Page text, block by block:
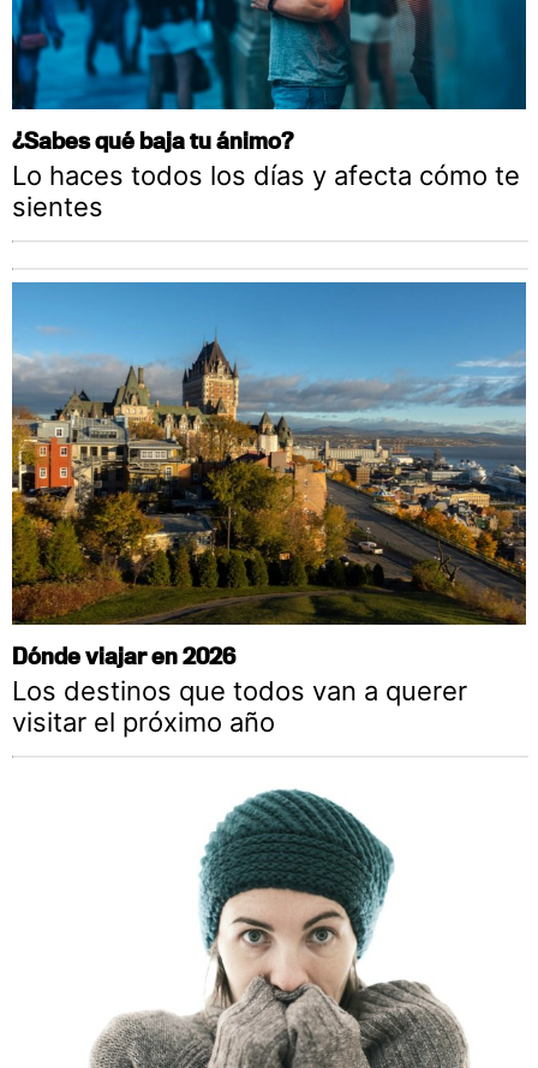
¿Sabes qué baja tu ánimo?
Lo haces todos los días y afecta cómo te
sientes
Dónde viajar en 2026
Los destinos que todos van a querer
visitar el próximo año